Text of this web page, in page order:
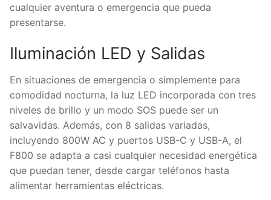
cualquier aventura o emergencia que pueda
presentarse.
Iluminación LED y Salidas
En situaciones de emergencia o simplemente para
comodidad nocturna, la luz LED incorporada con tres
niveles de brillo y un modo SOS puede ser un
salvavidas. Además, con 8 salidas variadas,
incluyendo 800W AC y puertos USB-C y USB-A, el
F800 se adapta a casi cualquier necesidad energética
que puedan tener, desde cargar teléfonos hasta
alimentar herramientas eléctricas.